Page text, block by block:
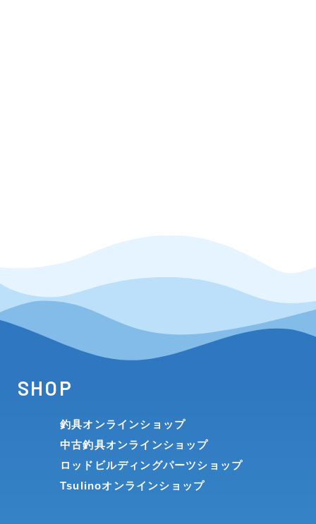
SHOP
釣具オンラインショップ
中古釣具オンラインショップ
ロッドビルディングパーツショップ
Tsulinoオンラインショップ